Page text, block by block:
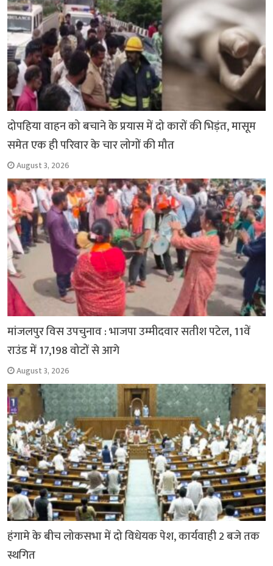
दोपहिया वाहन को बचाने के प्रयास में दो कारों की भिड़ंत, मासूम
समेत एक ही परिवार के चार लोगों की मौत
August 3, 2026
मांजलपुर विस उपचुनाव : भाजपा उम्मीदवार सतीश पटेल, 11वें
राउंड में 17,198 वोटों से आगे
August 3, 2026
हंगामे के बीच लोकसभा में दो विधेयक पेश, कार्यवाही 2 बजे तक
स्थगित